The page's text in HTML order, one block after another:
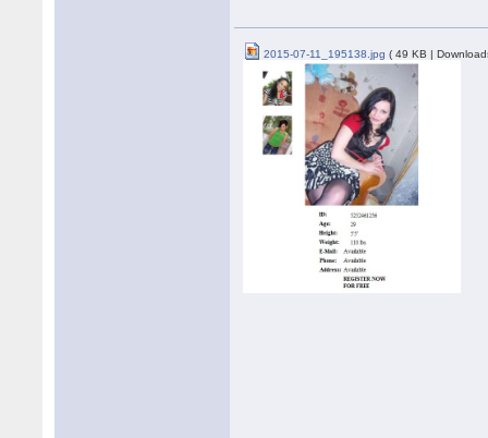
2015-07-11_195138.jpg ( 49 KB |